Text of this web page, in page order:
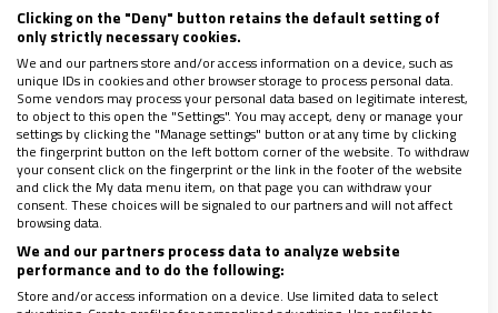
y debido a su trastorno psicótico, no es capaz de
distinguir la fantasía de la realidad. Un elemento
que refuerza esta idea –según la procuraduría– es
que, tras ser detenido en la Catedral, dijo que tenía
sólo tres días para hacerlo, pero no reveló el motivo
del ataque al sacerdote.
En un video grabado durante su detención, en poder
deVida Nueva Digital-México, Juan René explica que
Clicking on the "Deny" button retains the default setting of
only strictly necessary cookies.
We and our partners store and/or access information on a device, such as
unique IDs in cookies and other browser storage to process personal data.
Some vendors may process your personal data based on legitimate interest,
to object to this open the "Settings". You may accept, deny or manage your
settings by clicking the "Manage settings" button or at any time by clicking
the fingerprint button on the left bottom corner of the website. To withdraw
your consent click on the fingerprint or the link in the footer of the website
and click the My data menu item, on that page you can withdraw your
consent. These choices will be signaled to our partners and will not affect
browsing data.
We and our partners process data to analyze website
performance and to do the following:
Store and/or access information on a device. Use limited data to select